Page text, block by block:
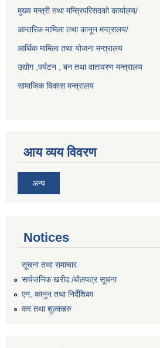
मुख्य मन्त्री तथा मन्त्रिपरिसदको कार्यालय/
आन्तरिक मामिला तथा कानून मन्त्रालय/
आर्थिक मामिला तथा योजना मन्त्रालय
उद्योग ,पर्यटन , बन तथा वातावरण मन्त्रालय
सामाजिक बिकास मन्त्रालय
आय व्यय विवरण
अन्य
Notices
सूचना तथा समाचार
सार्वजनिक खरीद /बोलपत्र सूचना
एन, कानुन तथा निर्देशिका
कर तथा शुल्कहरु